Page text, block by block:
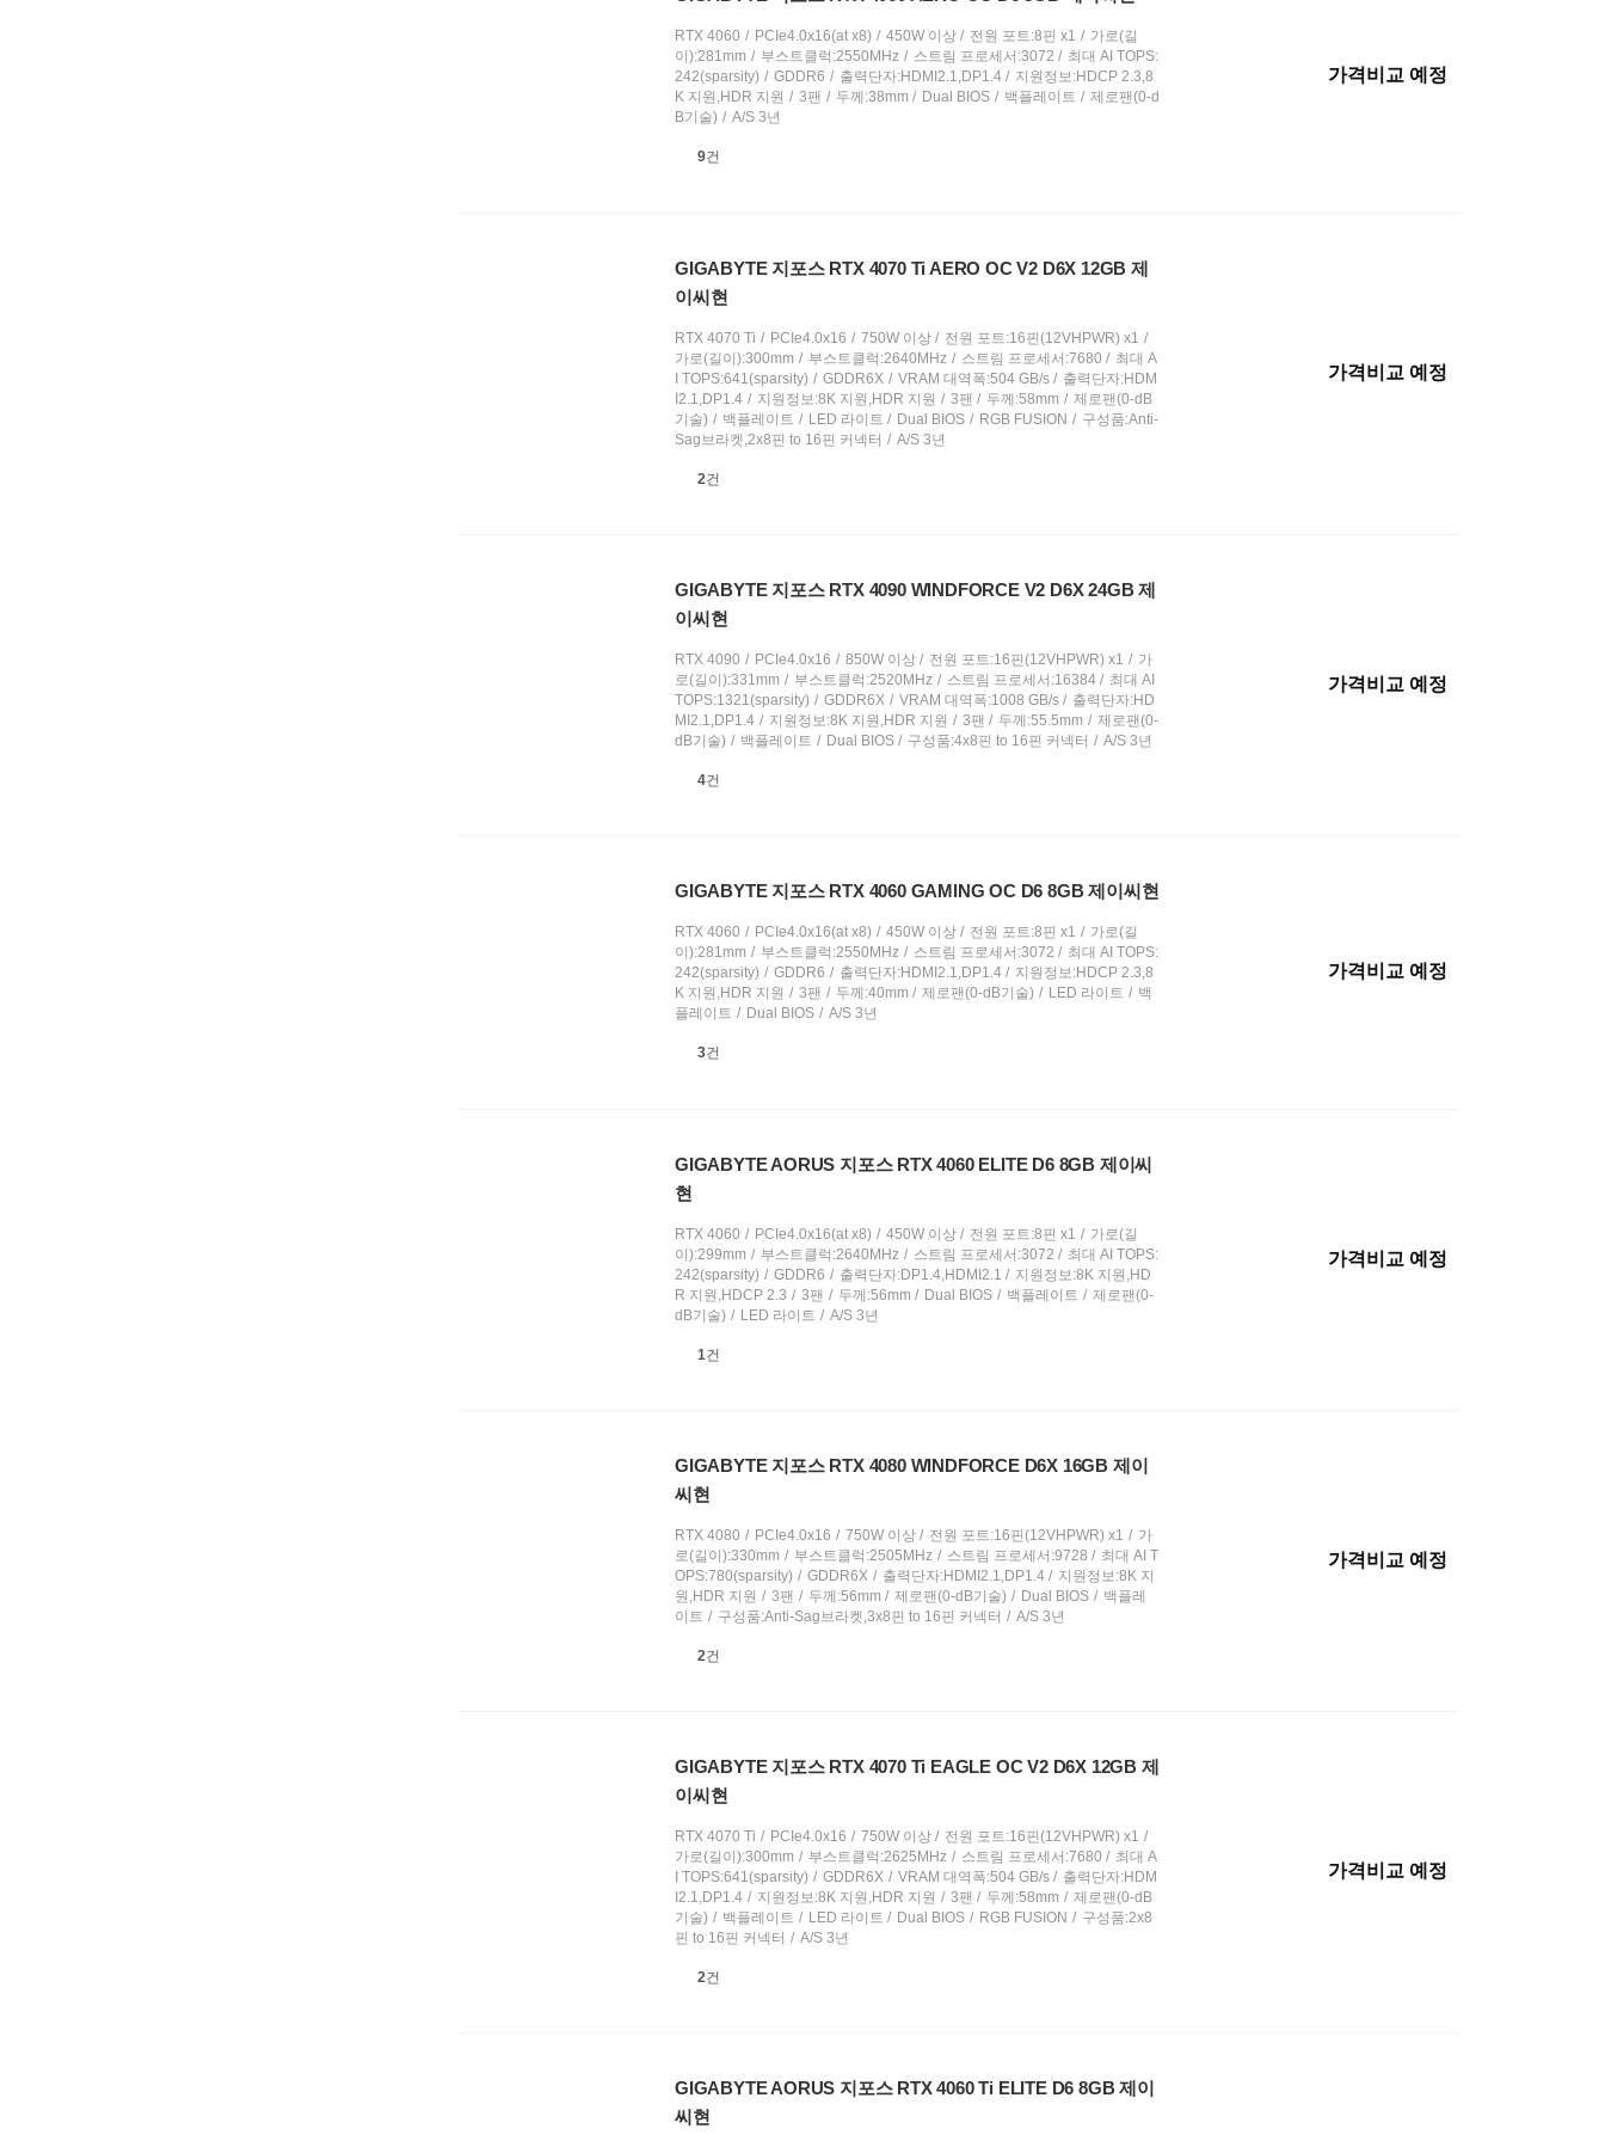
RTX 4060 PCIe4.0x16(at x8) 450W 이상 전원 포트:8핀 x1
가로(길
이):281mm
부스트클럭:2550MHz 스트림 프로세서:3072
최대 AI TOPS:
242(sparsity)
GDDR6 출력단자:HDMI2.1,DP1.4
지원정보:HDCP 2.3,8
K 지원,HDR 지원
3팬 두께:38mm Dual BIOS 백플레이트
제로팬(0-d
B기술)
A/S 3년
상
9건
가격비교 예정
GIGABYTE 지포스 RTX 4070 Ti AERO OC V2 D6X 12GB 제
이씨현
RTX 4070 Ti PCIe4.0x16 750W 이상
전원 포트:16핀(12VHPWR) x1
가로(길이):300mm
부스트클럭:2640MHz 스트림 프로세서:7680
최대 A
I TOPS:641(sparsity)
GDDR6X VRAM 대역폭:504 GB/s
출력단자:HDM
I2.1,DP1.4
지원정보:8K 지원,HDR 지원 3팬 두께:58mm
제로팬(0-dB
기술)
백플레이트 LED 라이트 Dual BIOS RGB FUSION
구성품:Anti-
Sag브라켓,2x8핀 to 16핀 커넥터
A/S 3년
상
2건
가격비교 예정
GIGABYTE 지포스 RTX 4090 WINDFORCE V2 D6X 24GB 제
이씨현
RTX 4090 PCIe4.0x16 850W 이상 전원 포트:16핀(12VHPWR) x1
가
로(길이):331mm
부스트클럭:2520MHz 스트림 프로세서:16384
최대 AI
TOPS:1321(sparsity)
GDDR6X VRAM 대역폭:1008 GB/s
출력단자:HD
MI2.1,DP1.4
지원정보:8K 지원,HDR 지원 3팬 두께:55.5mm
제로팬(0-
dB기술)
백플레이트 Dual BIOS 구성품:4x8핀 to 16핀 커넥터 A/S 3년
상
4건
가격비교 예정
GIGABYTE 지포스 RTX 4060 GAMING OC D6 8GB 제이씨현
RTX 4060 PCIe4.0x16(at x8) 450W 이상 전원 포트:8핀 x1
가로(길
이):281mm
부스트클럭:2550MHz 스트림 프로세서:3072
최대 AI TOPS:
242(sparsity)
GDDR6 출력단자:HDMI2.1,DP1.4
지원정보:HDCP 2.3,8
K 지원,HDR 지원
3팬 두께:40mm 제로팬(0-dB기술) LED 라이트
백
플레이트
Dual BIOS A/S 3년
상
3건
가격비교 예정
GIGABYTE AORUS 지포스 RTX 4060 ELITE D6 8GB 제이씨
현
RTX 4060 PCIe4.0x16(at x8) 450W 이상 전원 포트:8핀 x1
가로(길
이):299mm
부스트클럭:2640MHz 스트림 프로세서:3072
최대 AI TOPS:
242(sparsity)
GDDR6 출력단자:DP1.4,HDMI2.1
지원정보:8K 지원,HD
R 지원,HDCP 2.3
3팬 두께:56mm Dual BIOS 백플레이트
제로팬(0-
dB기술)
LED 라이트 A/S 3년
상
1건
가격비교 예정
GIGABYTE 지포스 RTX 4080 WINDFORCE D6X 16GB 제이
씨현
RTX 4080 PCIe4.0x16 750W 이상 전원 포트:16핀(12VHPWR) x1
가
로(길이):330mm
부스트클럭:2505MHz 스트림 프로세서:9728
최대 AI T
OPS:780(sparsity)
GDDR6X 출력단자:HDMI2.1,DP1.4
지원정보:8K 지
원,HDR 지원
3팬 두께:56mm 제로팬(0-dB기술) Dual BIOS
백플레
이트
구성품:Anti-Sag브라켓,3x8핀 to 16핀 커넥터 A/S 3년
상
2건
가격비교 예정
GIGABYTE 지포스 RTX 4070 Ti EAGLE OC V2 D6X 12GB 제
이씨현
RTX 4070 Ti PCIe4.0x16 750W 이상
전원 포트:16핀(12VHPWR) x1
가로(길이):300mm
부스트클럭:2625MHz 스트림 프로세서:7680
최대 A
I TOPS:641(sparsity)
GDDR6X VRAM 대역폭:504 GB/s
출력단자:HDM
I2.1,DP1.4
지원정보:8K 지원,HDR 지원 3팬 두께:58mm
제로팬(0-dB
기술)
백플레이트 LED 라이트 Dual BIOS RGB FUSION
구성품:2x8
핀 to 16핀 커넥터
A/S 3년
상
2건
가격비교 예정
GIGABYTE AORUS 지포스 RTX 4060 Ti ELITE D6 8GB 제이
씨현